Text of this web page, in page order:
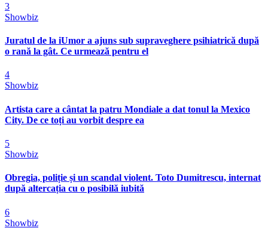
3
Showbiz
Juratul de la iUmor a ajuns sub supraveghere psihiatrică după
o rană la gât. Ce urmează pentru el
4
Showbiz
Artista care a cântat la patru Mondiale a dat tonul la Mexico
City. De ce toți au vorbit despre ea
5
Showbiz
Obregia, poliție și un scandal violent. Toto Dumitrescu, internat
după altercația cu o posibilă iubită
6
Showbiz